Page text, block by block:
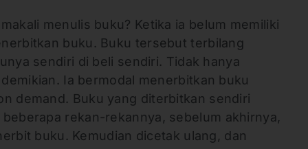
menulis buku? Ketika ia belum memiliki
buku. Buku tersebut terbilang
sendiri di beli sendiri. Tidak hanya
Ia bermodal menerbitkan buku
demand. Buku yang diterbitkan sendiri
rekan-rekannya, sebelum akhirnya,
buku. Kemudian dicetak ulang, dan